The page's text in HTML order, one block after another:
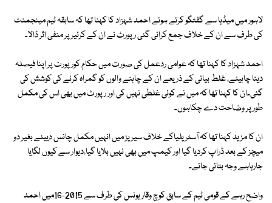
لاہور میں میڈیا سے گفتگو کرتے ہوئے احمد شہزاد کا کہنا تھا کہ سابقہ ٹیم مینجمنٹ
کی طرف سے ان کے خلاف جمع کرائی گئی رپورٹ نے ان کے کرئیر پر منفی اثر ڈالا۔
احمد شہزاد کا کہنا تھا کہ عوامی ردعمل کی صورت میں حکام کورپورٹ پر اپنا فیصلہ
دینا چاہیئے، غلط بیانی کے ذریعے ان کے چاہنے والوں کو گمراہ کرنے کی کوشش کی
گئی۔ان کا کہنا تھا کہ میں نے کوئی غلطی نہیں کی اور رپورٹ میں بھی اس کی مکمل
طور پر وضاحت دے چکاہوں۔
ان کا مزید کہنا تھا کہ آسٹریلیاکے خلاف سیریز میں انہیں مکمل چانس دییئے بغیر دو
میچز کے بعد ڈراپ کردیا گیا اور کیمپ میں بھی نہیں بلایا گیا،دیوار سے کیوں لگایا
جارہاہے وجہ بتائی جائے۔
واضح رہے کے قومی ٹیم کے سابق کوچ وقار یونس کی طرف سے 2015-16میں احمد